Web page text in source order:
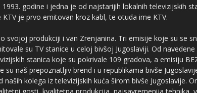
godine i jedna je od najstarijih lokalnih televizijskih
KTV je prvo emitovan kroz kabl, te otuda ime KTV.
svojoj produkciji i van Zrenjanina. Tri emisije koje su se
su TV stanice u celoj bivšoj Jugoslaviji. Od
stanica koje su pokrivale 109 gradova, a emisiju
su naš prepoznatljiv brend i u republikama bivše
kolega iz televizijskih kuća širom bivše Jugoslavije.